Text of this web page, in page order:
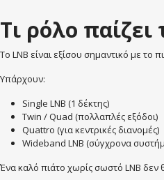
Τι ρόλο παίζει
Το LNB είναι εξίσου σημαντικό με το
Υπάρχουν:
Single LNB (1 δέκτης)
Twin / Quad (πολλαπλές εξόδοι)
Quattro (για κεντρικές διανομές)
Wideband LNB (σύγχρονα
Ένα καλό πιάτο χωρίς σωστό LNB δεν